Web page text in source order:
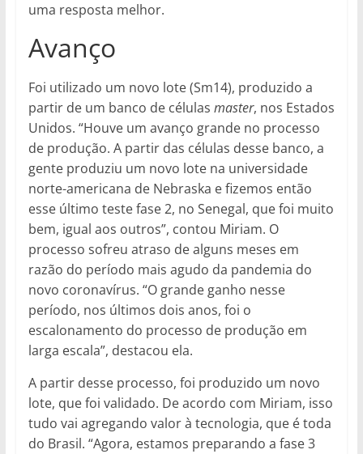
uma resposta melhor.
Avanço
Foi utilizado um novo lote (Sm14), produzido a
partir de um banco de células master, nos Estados
Unidos. “Houve um avanço grande no processo
de produção. A partir das células desse banco, a
gente produziu um novo lote na universidade
norte-americana de Nebraska e fizemos então
esse último teste fase 2, no Senegal, que foi muito
bem, igual aos outros”, contou Miriam. O
processo sofreu atraso de alguns meses em
razão do período mais agudo da pandemia do
novo coronavírus. “O grande ganho nesse
período, nos últimos dois anos, foi o
escalonamento do processo de produção em
larga escala”, destacou ela.
A partir desse processo, foi produzido um novo
lote, que foi validado. De acordo com Miriam, isso
tudo vai agregando valor à tecnologia, que é toda
do Brasil. “Agora, estamos preparando a fase 3